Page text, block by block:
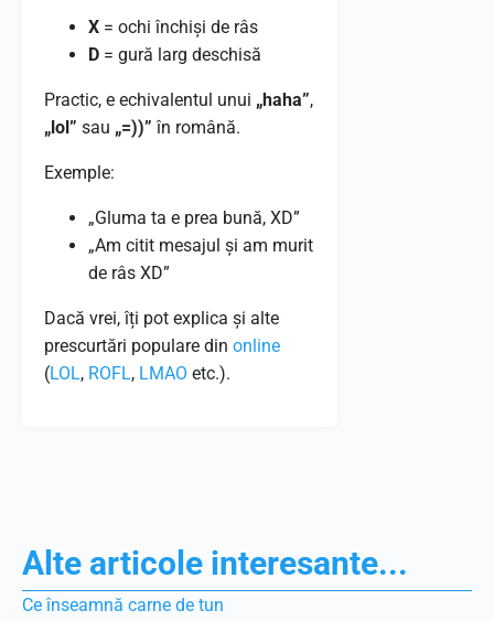
X = ochi închiși de râs
D = gură larg deschisă
Practic, e echivalentul unui „haha”,
„lol” sau „=))” în română.
Exemple:
„Gluma ta e prea bună, XD”
„Am citit mesajul și am murit
de râs XD”
Dacă vrei, îți pot explica și alte
prescurtări populare din online
(LOL, ROFL, LMAO etc.).
Alte articole interesante...
Ce înseamnă carne de tun